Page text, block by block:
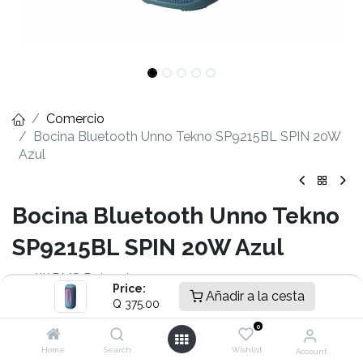
Price:
Q 375.00 Añadir a la cesta
Home Search
0
Wishlist Account
Comercio
Bocina Bluetooth Unno Tekno SP9215BL SPIN 20W
Azul
Bocina Bluetooth Unno Tekno
SP9215BL SPIN 20W Azul
- 20W RMS Potencia
- Bluetooth® 5.3
- 1 x USB 2.0
- 1 x Lector de Tarjetas SD
- 1 x Conector 3.5mm Audio